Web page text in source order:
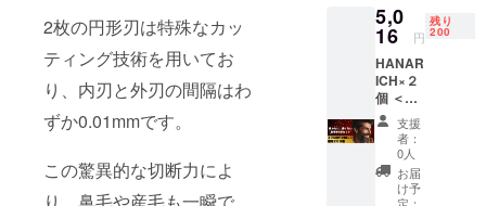
2枚の円形刃は特殊なカッ
ティング技術を用いてお
り、内刃と外刃の間隔はわ
ずか0.01mmです。
この驚異的な切断力によ
り、鼻毛や産毛も一瞬で
※初期不
良のみ
対応 ※
持ち運
びに便
利な
HANAR
ICH専用
ケース
を、ご
支援い
5,0
16 円
残り
200
HANAR
ICH×２
個 ＜保
証につ
いて＞
万が一
商品が
破損・
汚損し
支援
者：
0人
お届
け予